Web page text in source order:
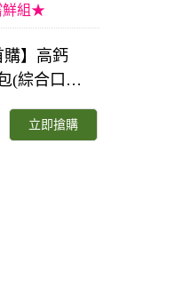
鮮組★
購】高鈣
(綜合口
立即搶購